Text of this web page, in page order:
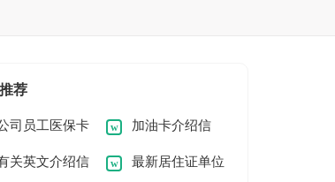
荐
司员工医保卡 加油卡介绍信
关英文介绍信 最新居住证单位